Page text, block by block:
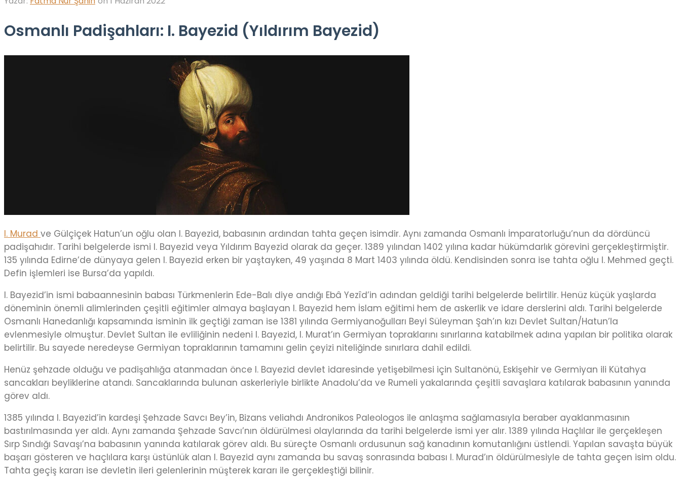
Osmanlı Padişahları: I. Bayezid (Yıldırım Bayezid)
I. Murad ve Gülçiçek Hatun’un oğlu olan I. Bayezid, babasının ardından tahta geçen isimdir. Aynı zamanda Osmanlı İmparatorluğu’nun da dördüncü
padişahıdır. Tarihi belgelerde ismi I. Bayezid veya Yıldırım Bayezid olarak da geçer. 1389 yılından 1402 yılına kadar hükümdarlık görevini gerçekleştirmiştir.
135 yılında Edirne’de dünyaya gelen I. Bayezid erken bir yaştayken, 49 yaşında 8 Mart 1403 yılında öldü. Kendisinden sonra ise tahta oğlu I. Mehmed geçti.
Defin işlemleri ise Bursa’da yapıldı.
I. Bayezid’in ismi babaannesinin babası Türkmenlerin Ede-Balı diye andığı Ebâ Yezîd’in adından geldiği tarihi belgelerde belirtilir. Henüz küçük yaşlarda
döneminin önemli alimlerinden çeşitli eğitimler almaya başlayan I. Bayezid hem İslam eğitimi hem de askerlik ve idare derslerini aldı. Tarihi belgelerde
Osmanlı Hanedanlığı kapsamında isminin ilk geçtiği zaman ise 1381 yılında Germiyanoğulları Beyi Süleyman Şah’ın kızı Devlet Sultan/Hatun’la
evlenmesiyle olmuştur. Devlet Sultan ile evliliğinin nedeni I. Bayezid, I. Murat’ın Germiyan topraklarını sınırlarına katabilmek adına yapılan bir politika olarak
belirtilir. Bu sayede neredeyse Germiyan topraklarının tamamını gelin çeyizi niteliğinde sınırlara dahil edildi.
Henüz şehzade olduğu ve padişahlığa atanmadan önce I. Bayezid devlet idaresinde yetişebilmesi için Sultanönü, Eskişehir ve Germiyan ili Kütahya
sancakları beyliklerine atandı. Sancaklarında bulunan askerleriyle birlikte Anadolu’da ve Rumeli yakalarında çeşitli savaşlara katılarak babasının yanında
görev aldı.
1385 yılında I. Bayezid’in kardeşi Şehzade Savcı Bey’in, Bizans veliahdı Andronikos Paleologos ile anlaşma sağlamasıyla beraber ayaklanmasının
bastırılmasında yer aldı. Aynı zamanda Şehzade Savcı’nın öldürülmesi olaylarında da tarihi belgelerde ismi yer alır. 1389 yılında Haçlılar ile gerçekleşen
Sırp Sındığı Savaşı’na babasının yanında katılarak görev aldı. Bu süreçte Osmanlı ordusunun sağ kanadının komutanlığını üstlendi. Yapılan savaşta büyük
başarı gösteren ve haçlılara karşı üstünlük alan I. Bayezid aynı zamanda bu savaş sonrasında babası I. Murad’ın öldürülmesiyle de tahta geçen isim oldu.
Tahta geçiş kararı ise devletin ileri gelenlerinin müşterek kararı ile gerçekleştiği bilinir.